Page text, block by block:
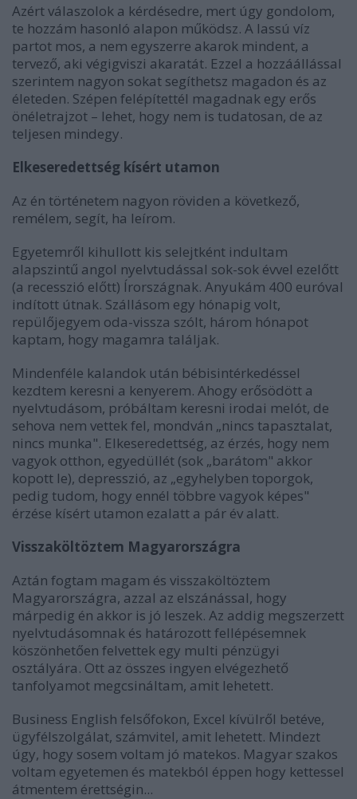
Azért válaszolok a kérdésedre, mert úgy gondolom,
te hozzám hasonló alapon működsz. A lassú víz
partot mos, a nem egyszerre akarok mindent, a
tervező, aki végigviszi akaratát. Ezzel a hozzáállással
szerintem nagyon sokat segíthetsz magadon és az
életeden. Szépen felépítettél magadnak egy erős
önéletrajzot – lehet, hogy nem is tudatosan, de az
teljesen mindegy.
Elkeseredettség kísért utamon
Az én történetem nagyon röviden a következő,
remélem, segít, ha leírom.
Egyetemről kihullott kis selejtként indultam
alapszintű angol nyelvtudással sok-sok évvel ezelőtt
(a recesszió előtt) Írországnak. Anyukám 400 euróval
indított útnak. Szállásom egy hónapig volt,
repülőjegyem oda-vissza szólt, három hónapot
kaptam, hogy magamra találjak.
Mindenféle kalandok után bébisintérkedéssel
kezdtem keresni a kenyerem. Ahogy erősödött a
nyelvtudásom, próbáltam keresni irodai melót, de
sehova nem vettek fel, mondván „nincs tapasztalat,
nincs munka". Elkeseredettség, az érzés, hogy nem
vagyok otthon, egyedüllét (sok „barátom" akkor
kopott le), depresszió, az „egyhelyben toporgok,
pedig tudom, hogy ennél többre vagyok képes"
érzése kísért utamon ezalatt a pár év alatt.
Visszaköltöztem Magyarországra
Aztán fogtam magam és visszaköltöztem
Magyarországra, azzal az elszánással, hogy
márpedig én akkor is jó leszek. Az addig megszerzett
nyelvtudásomnak és határozott fellépésemnek
köszönhetően felvettek egy multi pénzügyi
osztályára. Ott az összes ingyen elvégezhető
tanfolyamot megcsináltam, amit lehetett.
Business English felsőfokon, Excel kívülről betéve,
ügyfélszolgálat, számvitel, amit lehetett. Mindezt
úgy, hogy sosem voltam jó matekos. Magyar szakos
voltam egyetemen és matekból éppen hogy kettessel
átmentem érettségin...